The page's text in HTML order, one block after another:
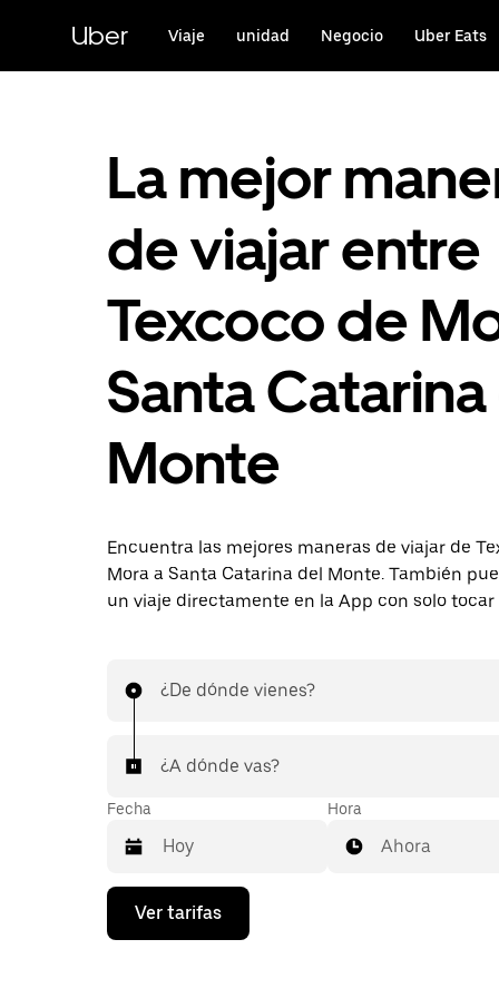
contenido
principal
Uber Viaje unidad Negocio Uber Eats
La mejor
de viajar entre
Texcoco de
Santa
Monte
Encuentra las mejores maneras de viajar de
Mora a Santa Catarina del Monte. También
un viaje directamente en la App con solo
¿De dónde vienes?
¿A dónde vas?
Fecha
Presiona
flecha
Hora
Ahora
Ver tarifas